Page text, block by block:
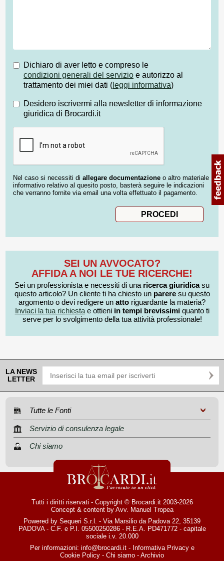
Dichiaro di aver letto e compreso le
condizioni generali del servizio e autorizzo al
trattamento dei miei dati ( leggi informativa)
Desidero iscrivermi alla newsletter di informazione
giuridica di Brocardi.it
Nel caso si necessiti di allegare documentazione o altro materiale
informativo relativo al quesito posto, basterà seguire le indicazioni
che verranno fornite via email una volta effettuato il pagamento.
SEI UN AVVOCATO?
AFFIDA A NOI LE TUE RICERCHE!
Sei un professionista e necessiti di una ricerca giuridicasu
questo articolo? Un cliente ti ha chiesto un pareresu questo
argomento o devi redigere un atto riguardante la materia?
Inviaci la tua richiestae ottieni in tempi brevissimiquanto ti
serve per lo svolgimento della tua attività professionale!
LA NEWS
LETTER
Tutte le Fonti
Servizio di consulenza legale
Chi siamo
Tutti i diritti riservati - Copyright © Brocardi.it 2003-2026
Concept & content by Avv. Manuel Tropea
Powered by Sequeri S.r.l. - Via Marsilio da Padova 22, 35139
PADOVA - C.F. e P.I. 05500250286 - R.E.A. PD471772 - capitale
sociale i.v. 20.000
Per informazioni: info@brocardi.it- Informativa Privacye
Cookie Policy - Chi siamo - Archivio